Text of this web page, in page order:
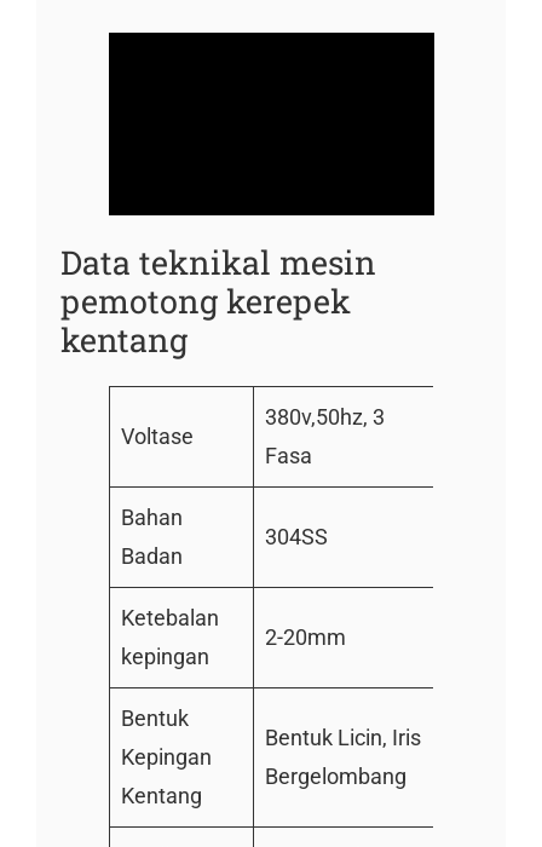
Data teknikal mesin
pemotong kerepek
kentang
Voltase
380v,50hz, 3
Fasa
Bahan
Badan
304SS
Ketebalan
kepingan
2-20mm
Bentuk
Kepingan
Kentang
Bentuk Licin, Iris
Bergelombang